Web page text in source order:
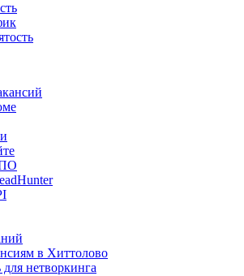
ПО
в Хиттолово
для нетворкинга